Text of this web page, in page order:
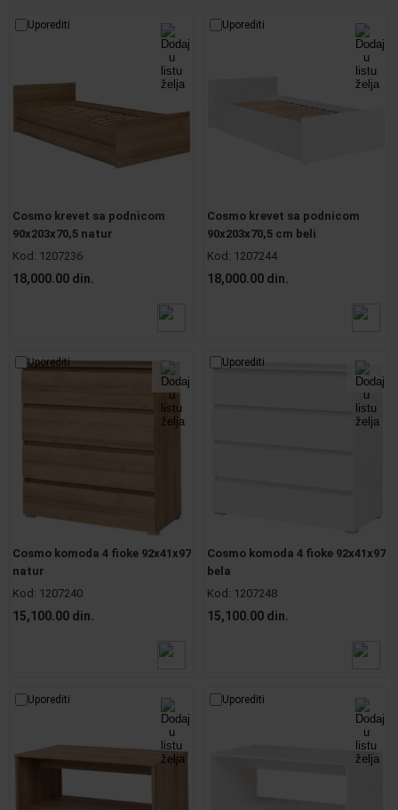
Uporediti
Cosmo krevet sa podnicom
90x203x70,5 natur
Kod: 1207236
18,000.00 din.
Uporediti
Cosmo krevet sa podnicom
90x203x70,5 cm beli
Kod: 1207244
18,000.00 din.
Uporediti
Cosmo komoda 4 fioke 92x41x97
natur
Kod: 1207240
15,100.00 din.
Uporediti
Cosmo komoda 4 fioke 92x41x97
bela
Kod: 1207248
15,100.00 din.
Uporediti Uporediti